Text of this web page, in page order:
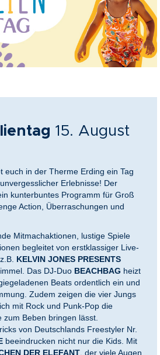
15. August
euch in der Therme Erding ein Tag
Erlebnisse! Der
kunterbuntes Programm für Groß
Action, Überraschungen und
Mitmachaktionen, lustige Spiele
begleitet von erstklassiger Live-
KELVIN JONES PRESENTS
Das DJ-Duo BEACHBAG heizt
Beats ordentlich ein und
Zudem zeigen die vier Jungs
mit Rock und Punk-Pop die
zum Beben bringen lässt.
von Deutschlands Freestyler Nr.
beeindrucken nicht nur die Kids. Mit
DER ELEFANT, der viele Augen